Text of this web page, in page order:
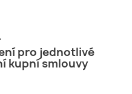
pro jednotlivé
kupní smlouvy